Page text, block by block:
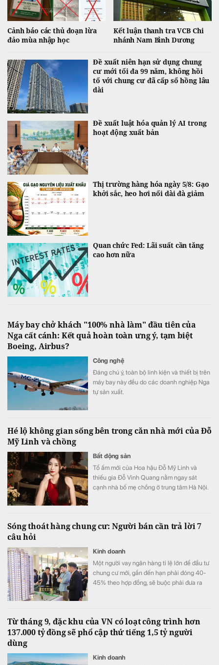
Cảnh báo các thủ đoạn lừa
đảo mùa nhập học
Kết luận thanh tra VCB Chi
nhánh Nam Bình Dương
Đề xuất niên hạn sử dụng chung
cư mới tối đa 99 năm, không hồi
tố với chung cư đã cấp sổ hồng lâu
dài
Đề xuất luật hóa quản lý AI trong
hoạt động xuất bản
Thị trường hàng hóa ngày 5/8: Gạo
khởi sắc, heo hơi nối dài đà giảm
Quan chức Fed: Lãi suất cần tăng
cao hơn nữa
Máy bay chở khách "100% nhà làm" đầu tiên của
Nga cất cánh: Kết quả hoàn toàn ưng ý, tạm biệt
Boeing, Airbus?
Công nghệ
Đáng chú ý, toàn bộ linh kiện và thiết bị trên
máy bay này đều do các doanh nghiệp Nga
tự sản xuất.
Hé lộ không gian sống bên trong căn nhà mới của Đỗ
Mỹ Linh và chồng
Bất động sản
Tổ ấm mới của Hoa hậu Đỗ Mỹ Linh và
thiếu gia Đỗ Vinh Quang nằm ngay sát
cạnh nhà bố mẹ chồng ở trung tâm Hà Nội.
Sóng thoát hàng chung cư: Người bán cần trả lời 7
câu hỏi
Kinh doanh
Một người vay ngân hàng tỉ lệ lớn để đầu tư
chung cư mới, gần đến hạn phải đóng 40-
45% theo hợp đồng, sẽ buộc phải đưa ra
Từ tháng 9, đặc khu của VN có loạt công trình hơn
137.000 tỷ đồng sẽ phổ cập thứ tiếng 1,5 tỷ người
dùng
Kinh doanh